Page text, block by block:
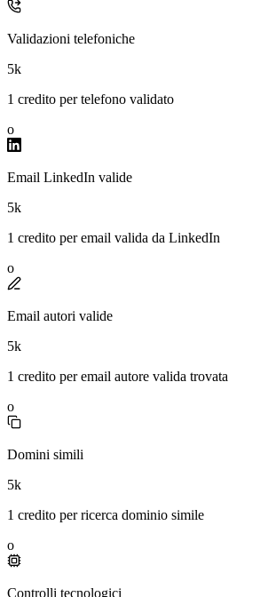
Validazioni telefoniche
5k
1 credito per telefono validato
o
Email LinkedIn valide
5k
1 credito per email valida da LinkedIn
o
Email autori valide
5k
1 credito per email autore valida trovata
o
Domini simili
5k
1 credito per ricerca dominio simile
o
Controlli tecnologici